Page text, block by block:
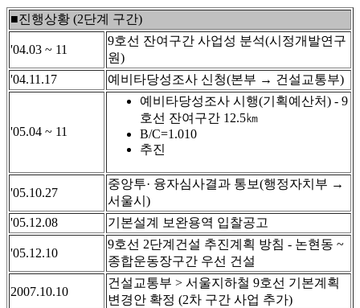
■진행상황 (2단계 구간)
'04.03 ~ 11
9호선 잔여구간 사업성 분석(시정개발연구
원)
'04.11.17
예비타당성조사 신청(본부 → 건설교통부)
'05.04 ~ 11
예비타당성조사 시행(기획예산처) - 9
호선 잔여구간 12.5㎞
B/C=1.010
추진
'05.10.27
중앙투· 융자심사결과 통보(행정자치부 →
서울시)
'05.12.08
기본설계 보완용역 입찰공고
'05.12.10
9호선 2단계건설 추진계획 방침 - 논현동 ~
종합운동장구간 우선 건설
2007.10.10
건설교통부 > 서울지하철 9호선 기본계획
변경안 확정 (2차 구간 사업 추가)